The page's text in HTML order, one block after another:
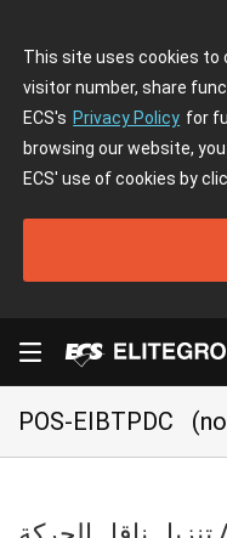
This site uses cookies to
visitor number, share
ECS's Privacy Policy for
browsing our website,
ECS' use of cookies by
POS-EIBTPDC